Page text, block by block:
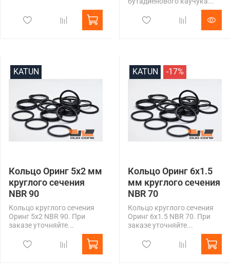
KATUN
Кольцо Оринг 5x2 мм
круглого сечения
NBR 90
Кольцо круглого сечения
Оринг 5x2 NBR 90. При
заказе уточняйте...
KATUN -17%
Кольцо Оринг 6x1.5
мм круглого сечения
NBR 70
Кольцо круглого сечения
Оринг 6x1.5 NBR 70. При
заказе уточняйте...